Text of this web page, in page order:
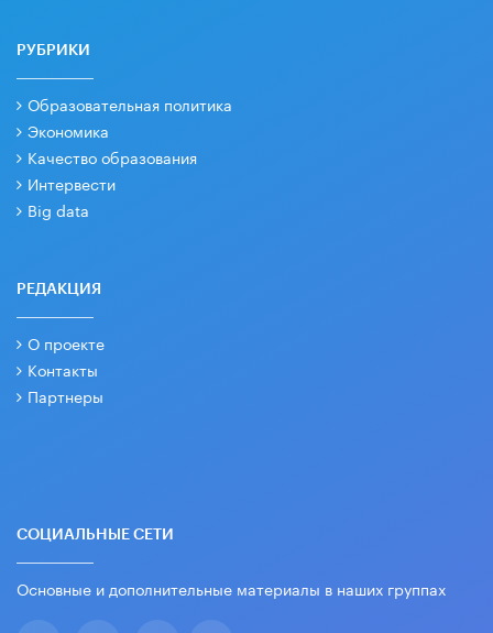
РУБРИКИ
Образовательная политика
Экономика
Качество образования
Интервести
Big data
РЕДАКЦИЯ
О проекте
Контакты
Партнеры
СОЦИАЛЬНЫЕ СЕТИ
Основные и дополнительные материалы в наших группах